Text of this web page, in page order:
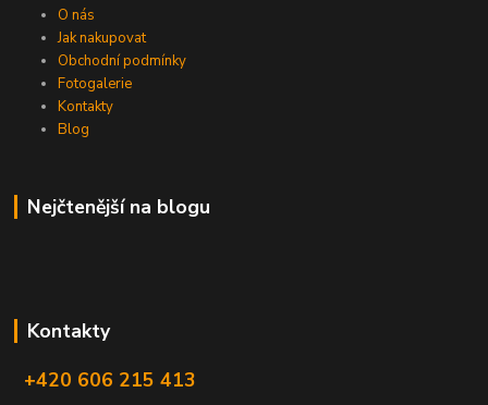
O nás
Jak nakupovat
Obchodní podmínky
Fotogalerie
Kontakty
Blog
Nejčtenější na blogu
Kontakty
+420 606 215 413